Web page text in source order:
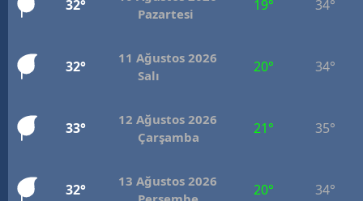
32°
Pazartesi
19° 34°
32°
11 Ağustos 2026
Salı
20° 34°
33°
12 Ağustos 2026
Çarşamba
21° 35°
32°
13 Ağustos 2026
20° 34°